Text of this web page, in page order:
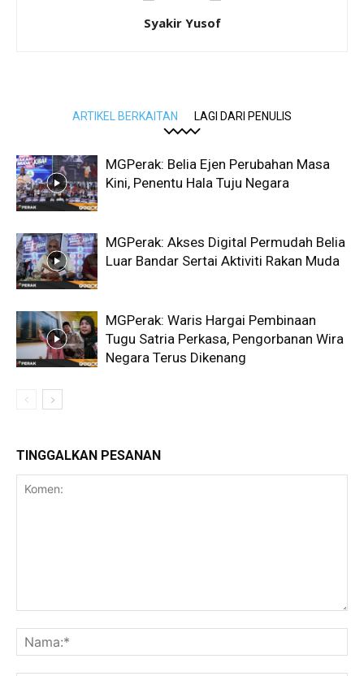
Syakir Yusof
ARTIKEL BERKAITAN LAGI DARI PENULIS
MGPerak: Belia Ejen Perubahan Masa
Kini, Penentu Hala Tuju Negara
MGPerak: Akses Digital Permudah Belia
Luar Bandar Sertai Aktiviti Rakan Muda
MGPerak: Waris Hargai Pembinaan
Tugu Satria Perkasa, Pengorbanan Wira
Negara Terus Dikenang
TINGGALKAN PESANAN